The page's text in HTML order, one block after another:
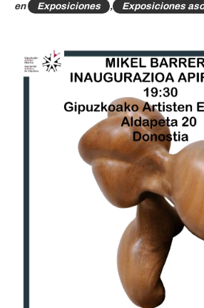
en
Exposiciones , Exposiciones